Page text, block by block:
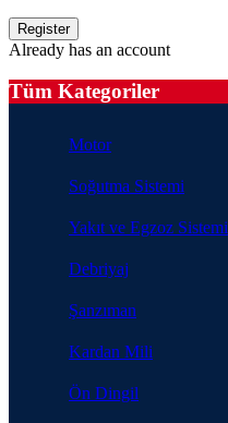
Already has an account
Tüm Kategoriler
Motor
Soğutma Sistemi
Yakıt ve Egzoz Sistemi
Debriyaj
Şanzıman
Kardan Mili
Ön Dingil